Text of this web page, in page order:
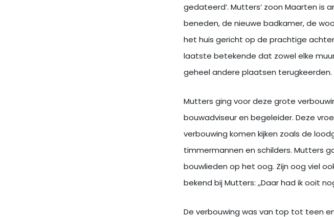
gedateerd’. Mutters’ zoon Maarten is
beneden, de nieuwe badkamer, de
het huis gericht op de prachtige
laatste betekende dat zowel elke
geheel andere plaatsen terugkeerden.
Mutters ging voor deze grote
bouwadviseur en begeleider. Deze
verbouwing komen kijken zoals de
timmermannen en schilders. Mutters
bouwlieden op het oog. Zijn oog viel
bekend bij Mutters: ,,Daar had ik ooit
De verbouwing was van top tot teen